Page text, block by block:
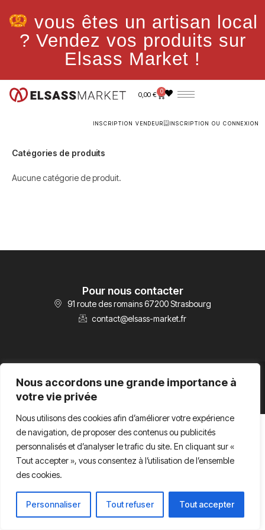
Nous accordons une grande importance à
votre vie privée
Nous utilisons des cookies afin d’améliorer votre expérience
de navigation, de proposer des contenus ou publicités
personnalisés et d’analyser le trafic du site. En cliquant sur «
Tout accepter », vous consentez à l’utilisation de l’ensemble
des cookies.
Personnaliser Tout refuser Tout accepter
vous êtes un artisan local
? Vendez vos produits sur
Elsass Market !
0,00 € 0
INSCRIPTION VENDEUR INSCRIPTION OU CONNEXION
Catégories de produits
Aucune catégorie de produit.
Pour nous contacter
91 route des romains 67200 Strasbourg
contact@elsass-market.fr
Copyright 2026 - Elsass Market -